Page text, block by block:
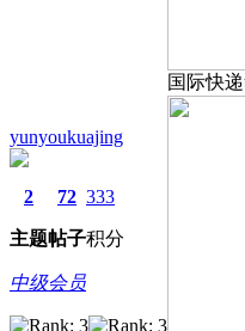
yunyoukuajing
2
主题
72
帖子
333
积分
中级会员
国际快